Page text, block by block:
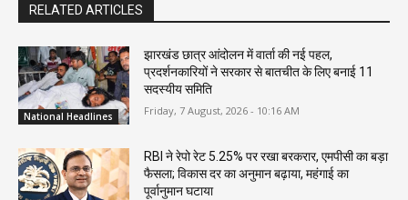
RELATED ARTICLES
National Headlines
झारखंड छात्र आंदोलन में वार्ता की नई पहल,
प्रदर्शनकारियों ने सरकार से बातचीत के लिए बनाई 11
सदस्यीय समिति
Friday, 7 August, 2026 - 10:16 AM
RBI ने रेपो रेट 5.25% पर रखा बरकरार, एमपीसी का बड़ा
फैसला; विकास दर का अनुमान बढ़ाया, महंगाई का
पूर्वानुमान घटाया